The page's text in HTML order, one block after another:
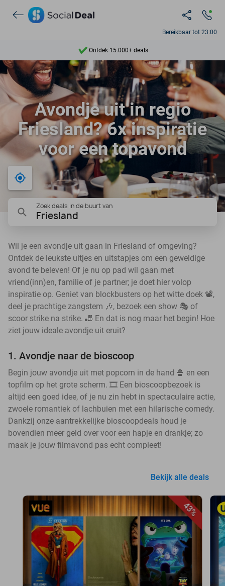
Bereikbaar tot 23:00
Ontdek 15.000+ deals
7 dagen per week beschikbaar
10+ miljoen leden
9,4
Ontdek 15.000+ deals
Avondje uit in regio
Friesland? 6x inspiratie
voor een topavond
Bij mij in de buurt
Zoek deals in de buurt van
Friesland
Wil je een avondje uit gaan in Friesland of omgeving?
Ontdek de leukste uitjes en uitstapjes om een geweldige
avond te beleven! Of je nu op pad wil gaan met
vriend(inn)en, familie of je partner; je doet hier volop
inspiratie op. Geniet van blockbusters op het witte doek 📽️,
deel je prachtige zangstem 🎶, bezoek een show 🎭 of
scoor strike na strike. 🎳 En dat is nog maar het begin! Hoe
ziet jouw ideale avondje uit eruit?
1. Avondje naar de bioscoop
Begin jouw avondje uit met popcorn in de hand 🍿 en een
topfilm op het grote scherm. 🎞️ Een bioscoopbezoek is
altijd een goed idee, of je nu zin hebt in spectaculaire actie,
zwoele romantiek of lachbuien met een hilarische comedy.
Dankzij onze aantrekkelijke bioscoopdeals houd je
bovendien meer geld over voor een hapje en drankje; zo
maak je jouw filmavond pas echt compleet!
Bekijk alle deals
43%